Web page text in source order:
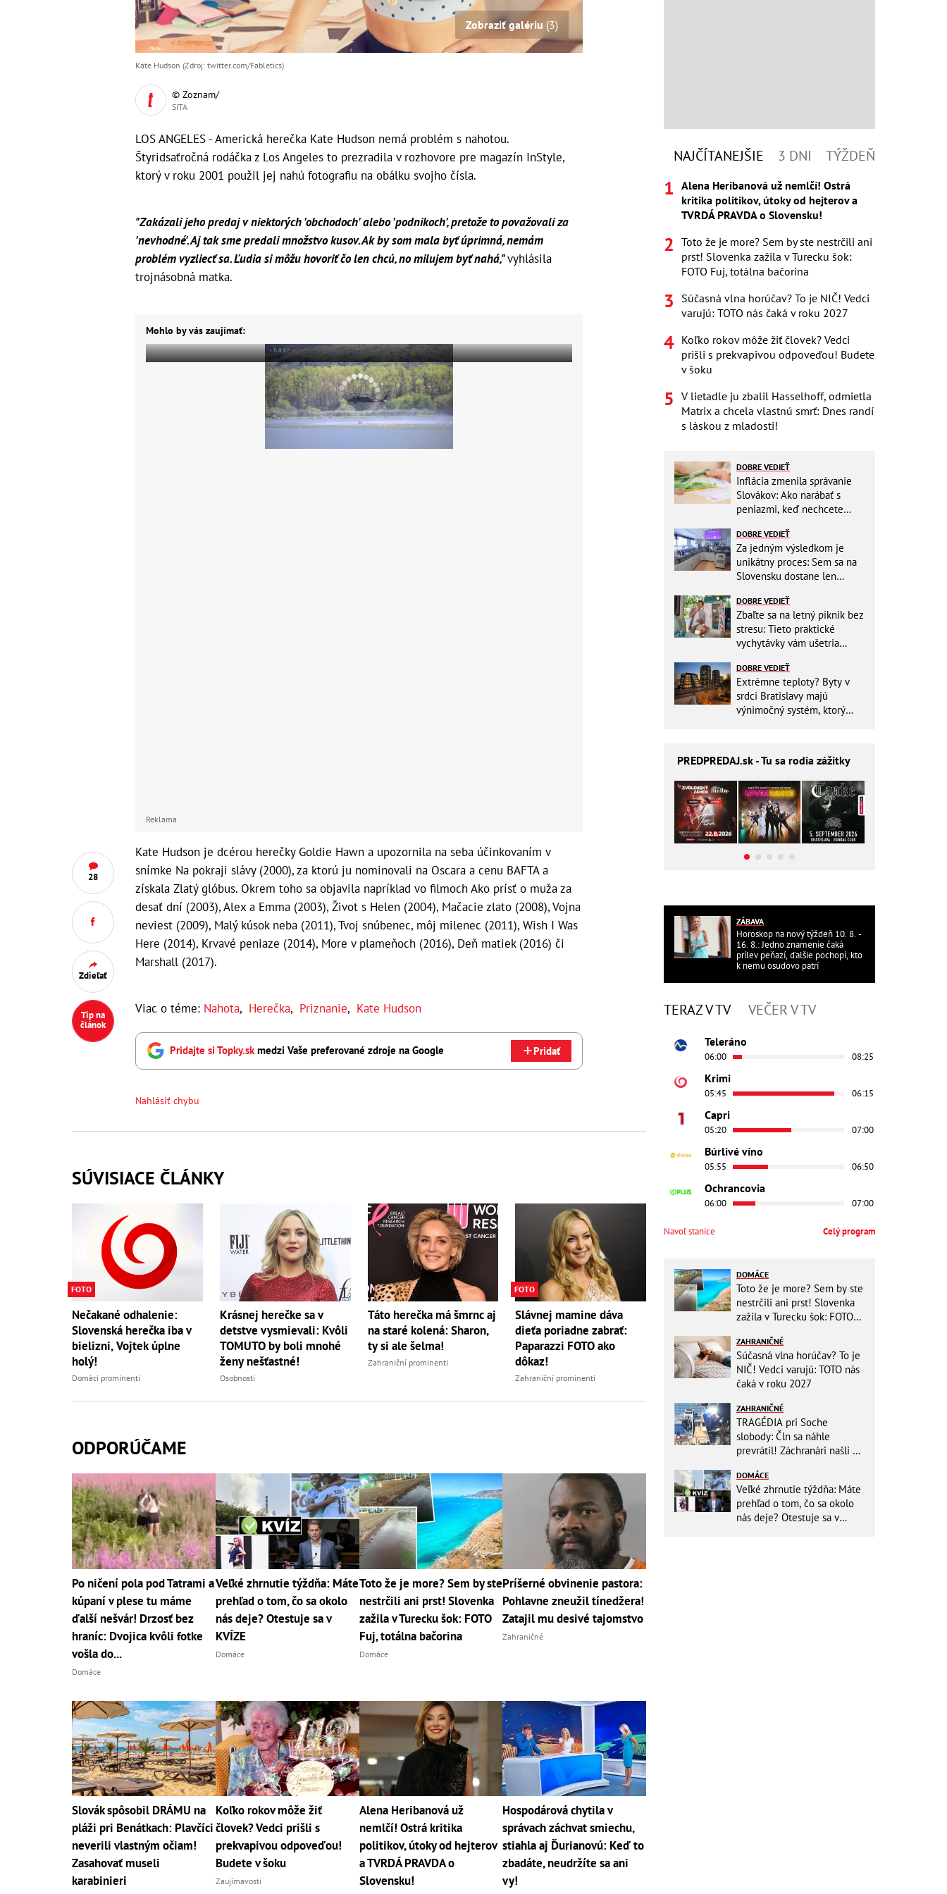
28
Zdieľať
Tip na
článok
Zobraziť galériu (3)
Kate Hudson (Zdroj: twitter.com/Fabletics)
© Zoznam/
SITA
LOS ANGELES - Americká herečka Kate Hudson nemá problém s nahotou.
Štyridsaťročná rodáčka z Los Angeles to prezradila v rozhovore pre magazín InStyle,
ktorý v roku 2001 použil jej nahú fotografiu na obálku svojho čísla.
"Zakázali jeho predaj v niektorých 'obchodoch' alebo 'podnikoch', pretože to považovali za
'nevhodné'. Aj tak sme predali množstvo kusov. Ak by som mala byť úprimná, nemám
problém vyzliecť sa. Ľudia si môžu hovoriť čo len chcú, no milujem byť nahá,"vyhlásila
trojnásobná matka.
Mohlo by vás zaujímať:
Reklama
Kate Hudson je dcérou herečky Goldie Hawn a upozornila na seba účinkovaním v
snímke Na pokraji slávy (2000), za ktorú ju nominovali na Oscara a cenu BAFTA a
získala Zlatý glóbus. Okrem toho sa objavila napríklad vo filmoch Ako prísť o muža za
desať dní (2003), Alex a Emma (2003), Život s Helen (2004), Mačacie zlato (2008), Vojna
neviest (2009), Malý kúsok neba (2011), Tvoj snúbenec, môj milenec (2011), Wish I Was
Here (2014), Krvavé peniaze (2014), More v plameňoch (2016), Deň matiek (2016) či
Marshall (2017).
Viac o téme: Nahota, Herečka, Priznanie, Kate Hudson
Pridajte si Topky.skmedzi Vaše preferované zdroje na Google Pridať
Nahlásiť chybu
SÚVISIACE ČLÁNKY
FOTO
Nečakané odhalenie:
Slovenská herečka iba v
bielizni, Vojtek úplne
holý!
Domáci prominenti
Krásnej herečke sa v
detstve vysmievali: Kvôli
TOMUTO by boli mnohé
ženy nešťastné!
Osobnosti
Táto herečka má šmrnc aj
na staré kolená: Sharon,
ty si ale šelma!
Zahraniční prominenti
FOTO
Slávnej mamine dáva
dieťa poriadne zabrať:
Paparazzi FOTO ako
dôkaz!
Zahraniční prominenti
ODPORÚČAME
Po ničení pola pod Tatrami a
kúpaní v plese tu máme
ďalší nešvár! Drzosť bez
hraníc: Dvojica kvôli fotke
vošla do...
Domáce
Veľké zhrnutie týždňa: Máte
prehľad o tom, čo sa okolo
nás deje? Otestuje sa v
KVÍZE
Domáce
Toto že je more? Sem by ste
nestrčili ani prst! Slovenka
zažila v Turecku šok: FOTO
Fuj, totálna bačorina
Domáce
Príšerné obvinenie pastora:
Pohlavne zneužil tínedžera!
Zatajil mu desivé tajomstvo
Zahraničné
Slovák spôsobil DRÁMU na
pláži pri Benátkach: Plavčíci
neverili vlastným očiam!
Zasahovať museli
karabinieri
Koľko rokov môže žiť
človek? Vedci prišli s
prekvapivou odpoveďou!
Budete v šoku
Zaujímavosti
Alena Heribanová už
nemlčí! Ostrá kritika
politikov, útoky od hejterov
a TVRDÁ PRAVDA o
Slovensku!
Hospodárová chytila v
správach záchvat smiechu,
stiahla aj Ďurianovú: Keď to
zbadáte, neudržíte sa ani
vy!
NAJČÍTANEJŠIE 3 DNI TÝŽDEŇ
Alena Heribanová už nemlčí! Ostrá
kritika politikov, útoky od hejterov a
TVRDÁ PRAVDA o Slovensku!
Toto že je more? Sem by ste nestrčili ani
prst! Slovenka zažila v Turecku šok:
FOTO Fuj, totálna bačorina
Súčasná vlna horúčav? To je NIČ! Vedci
varujú: TOTO nás čaká v roku 2027
Koľko rokov môže žiť človek? Vedci
prišli s prekvapivou odpoveďou! Budete
v šoku
V lietadle ju zbalil Hasselhoff, odmietla
Matrix a chcela vlastnú smrť: Dnes randí
s láskou z mladosti!
DOBRE VEDIEŤ
Inflácia zmenila správanie
Slovákov: Ako narábať s
peniazmi, keď nechcete
DOBRE VEDIEŤ
Za jedným výsledkom je
unikátny proces: Sem sa na
Slovensku dostane len
DOBRE VEDIEŤ
Zbaľte sa na letný piknik bez
stresu: Tieto praktické
vychytávky vám ušetria
DOBRE VEDIEŤ
Extrémne teploty? Byty v
srdci Bratislavy majú
výnimočný systém, ktorý
PREDPREDAJ.sk - Tu sa rodia zážitky
ZÁBAVA
Horoskop na nový týždeň 10. 8. -
16. 8.: Jedno znamenie čaká
prílev peňazí, ďalšie pochopí, kto
k nemu osudovo patrí
TERAZ V TV VEČER V TV
Teleráno
06:00 08:25
Krimi
05:45 06:15
Capri
05:20 07:00
Búrlivé víno
05:55 06:50
Ochrancovia
06:00 07:00
Navoľ stanice Celý program
DOMÁCE
Toto že je more? Sem by ste
nestrčili ani prst! Slovenka
zažila v Turecku šok: FOTO
ZAHRANIČNÉ
Súčasná vlna horúčav? To je
NIČ! Vedci varujú: TOTO nás
čaká v roku 2027
ZAHRANIČNÉ
TRAGÉDIA pri Soche
slobody: Čln sa náhle
prevrátil! Záchranári našli vo
BÁBÄTKA
DOMÁCE
Veľké zhrnutie týždňa: Máte
prehľad o tom, čo sa okolo
nás deje? Otestuje sa v